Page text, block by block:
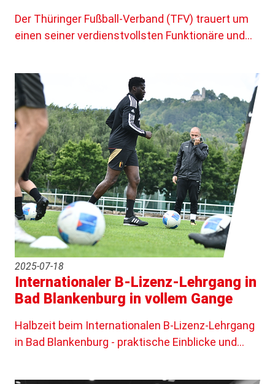
Der Thüringer Fußball-Verband (TFV) trauert um
einen seiner verdienstvollsten Funktionäre und…
2025-07-18
Internationaler B-Lizenz-Lehrgang in
Bad Blankenburg in vollem Gange
Halbzeit beim Internationalen B-Lizenz-Lehrgang
in Bad Blankenburg - praktische Einblicke und…